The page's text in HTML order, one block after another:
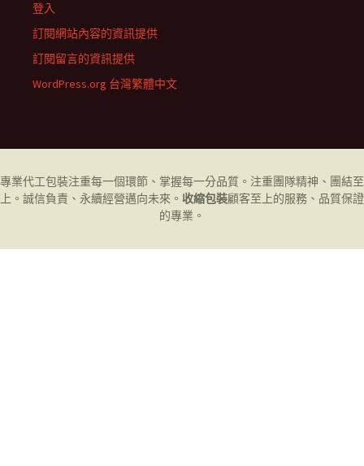
登入
訂閱網站內容的資訊提供
訂閱留言的資訊提供
WordPress.org 台灣繁體中文
專業代工包裝注重每一個環節、掌握每一分品質。注重團隊精神、團結至
上。誠信負責、永續經營邁向未來。 收縮包裝顧客至上的服務、品質保證
的專業。